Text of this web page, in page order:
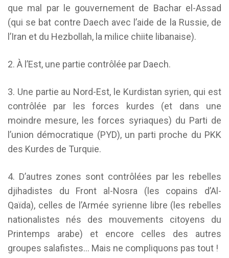
que mal par le gouvernement de Bachar el-Assad
(qui se bat contre Daech avec l’aide de la Russie, de
l’Iran et du Hezbollah, la milice chiite libanaise).
2. À l’Est, une partie contrôlée par Daech.
3. Une partie au Nord-Est, le Kurdistan syrien, qui est
contrôlée par les forces kurdes (et dans une
moindre mesure, les forces syriaques) du Parti de
l’union démocratique (PYD), un parti proche du PKK
des Kurdes de Turquie.
4. D’autres zones sont contrôlées par les rebelles
djihadistes du Front al-Nosra (les copains d’Al-
Qaïda), celles de l’Armée syrienne libre (les rebelles
nationalistes nés des mouvements citoyens du
Printemps arabe) et encore celles des autres
groupes salafistes… Mais ne compliquons pas tout !